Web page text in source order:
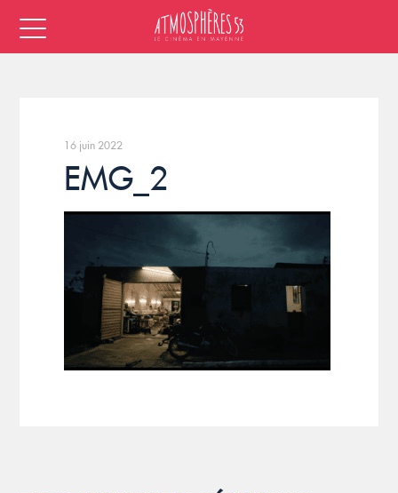
16 juin 2022
EMG_2